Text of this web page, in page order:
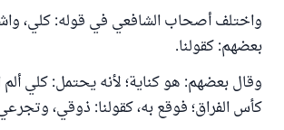
واختلف أصحاب الشافعي في قوله: كلي،
بعضهم: كقولنا.
وقال بعضهم: هو كناية؛ لأنه يحتمل: كلي ألم
كأس الفراق؛ فوقع به، كقولنا: ذوقي،